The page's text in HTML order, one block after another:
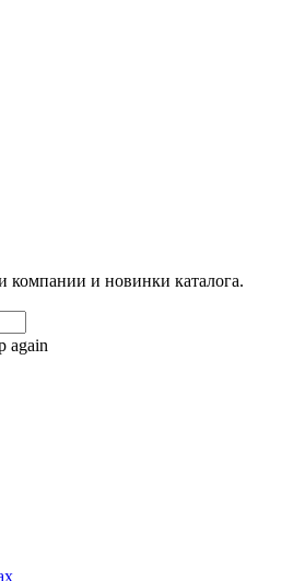
компании и новинки каталога.
again